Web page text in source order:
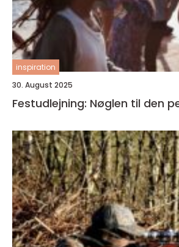
inspiration
30. August 2025
Festudlejning: Nøglen til den